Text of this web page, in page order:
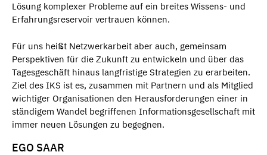
Lösung komplexer Probleme auf ein breites Wissens- und
Erfahrungsreservoir vertrauen können.
Für uns heißt Netzwerkarbeit aber auch, gemeinsam
Perspektiven für die Zukunft zu entwickeln und über das
Tagesgeschäft hinaus langfristige Strategien zu erarbeiten.
Ziel des IKS ist es, zusammen mit Partnern und als Mitglied
wichtiger Organisationen den Herausforderungen einer in
ständigem Wandel begriffenen Informationsgesellschaft mit
immer neuen Lösungen zu begegnen.
EGO SAAR